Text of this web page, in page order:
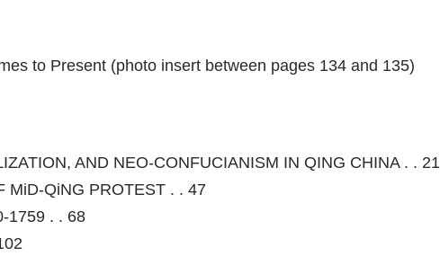
to Present (photo insert between pages 134 and 135)
AND NEO-CONFUCIANISM IN QING CHINA . . 21
MiD-QiNG PROTEST . . 47
1759 . . 68